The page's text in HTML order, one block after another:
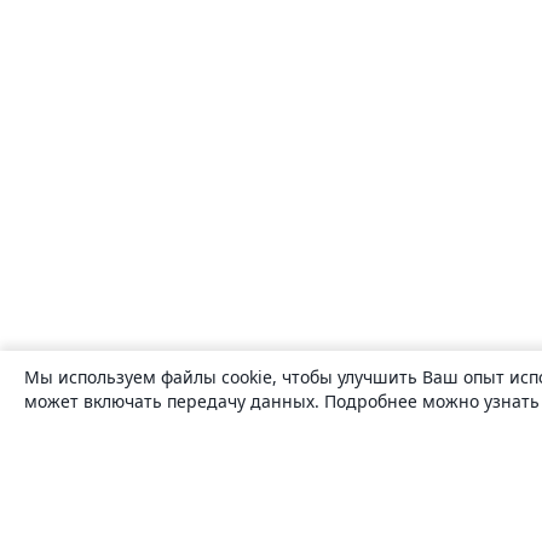
Мы используем файлы cookie, чтобы улучшить Ваш опыт
может включать передачу данных. Подробнее можно